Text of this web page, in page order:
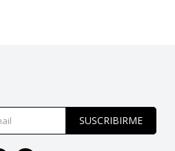
SUSCRIBIRME